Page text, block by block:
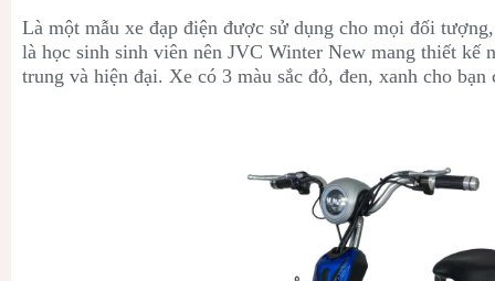
Là một mẫu xe đạp điện được sử dụng cho mọi đối
là học sinh sinh viên nên JVC Winter New mang thiết kế
trung và hiện đại. Xe có 3 màu sắc đỏ, đen, xanh cho bạn